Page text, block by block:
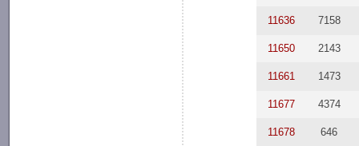
11636 7158
11650 2143
11661 1473
11677 4374
11678 646